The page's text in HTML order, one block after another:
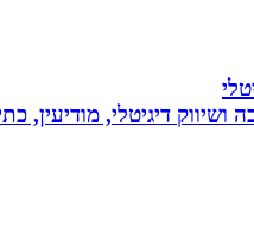
ושיווק דיגיטלי, מודיעין,